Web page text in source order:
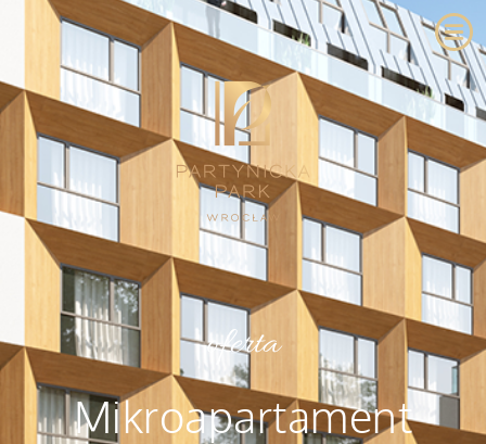
oferta
Mikroapartament